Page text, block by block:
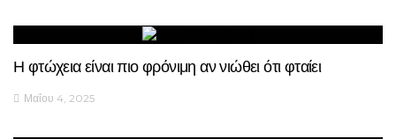
Η φτώχεια είναι πιο φρόνιμη αν νιώθει ότι φταίει
Μαΐου 4, 2025